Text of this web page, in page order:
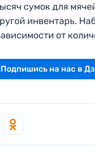
сумок для
инвентарь.
от
Подпишись на нас в